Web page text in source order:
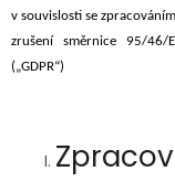
v souvislosti se
zrušení směrnice 95/
(„GDPR“)